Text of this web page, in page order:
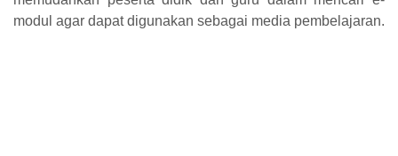
modul agar dapat digunakan sebagai media pembelajaran.